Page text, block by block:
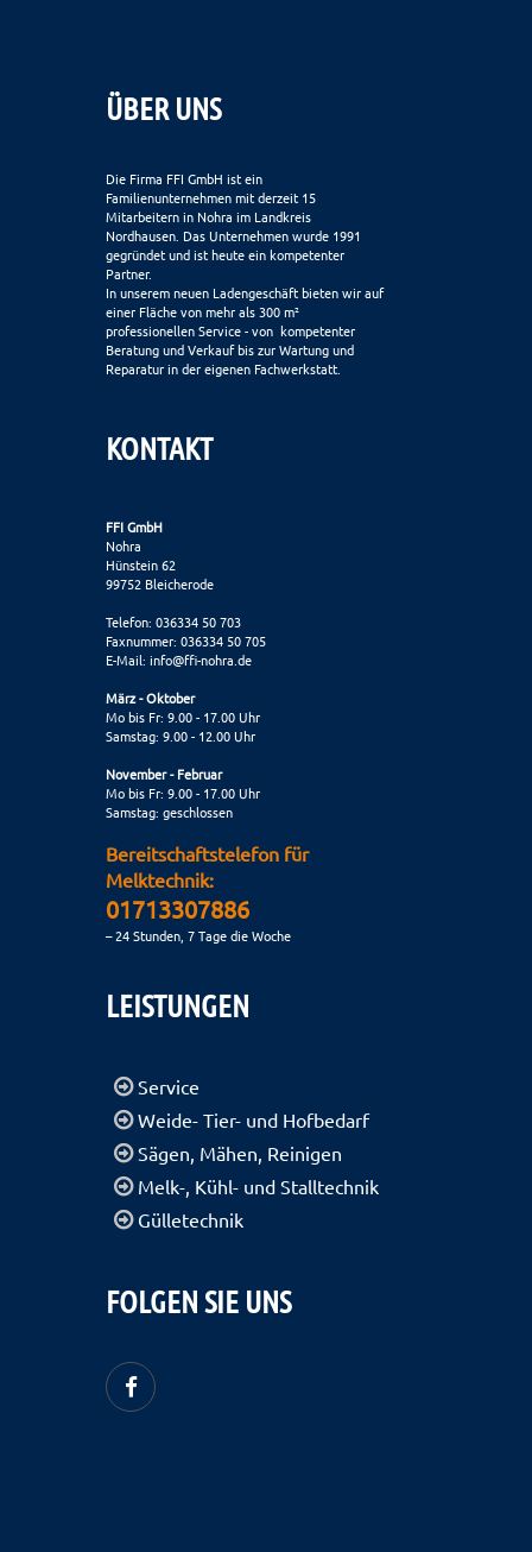
ÜBER UNS
Die Firma FFI GmbH ist ein
Familienunternehmen mit derzeit 15
Mitarbeitern in Nohra im Landkreis
Nordhausen. Das Unternehmen wurde 1991
gegründet und ist heute ein kompetenter
Partner.
In unserem neuen Ladengeschäft bieten wir auf
einer Fläche von mehr als 300 m²
professionellen Service - von kompetenter
Beratung und Verkauf bis zur Wartung und
Reparatur in der eigenen Fachwerkstatt.
KONTAKT
FFI GmbH
Nohra
Hünstein 62
99752 Bleicherode
Telefon: 036334 50 703
Faxnummer: 036334 50 705
E-Mail: info@ffi-nohra.de
März - Oktober
Mo bis Fr: 9.00 - 17.00 Uhr
Samstag: 9.00 - 12.00 Uhr
November - Februar
Mo bis Fr: 9.00 - 17.00 Uhr
Samstag: geschlossen
Bereitschaftstelefon für
Melktechnik:
01713307886
– 24 Stunden, 7 Tage die Woche
LEISTUNGEN
Service
Weide- Tier- und Hofbedarf
Sägen, Mähen, Reinigen
Melk-, Kühl- und Stalltechnik
Gülletechnik
FOLGEN SIE UNS